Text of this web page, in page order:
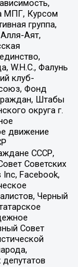
МПГ, Курсом
группа,
Аят,
W.H.С., Фалунь
клуб-
Фонд
Штабы
округа г.
движение
СССР,
Советских
Facebook,
Черный
Совет